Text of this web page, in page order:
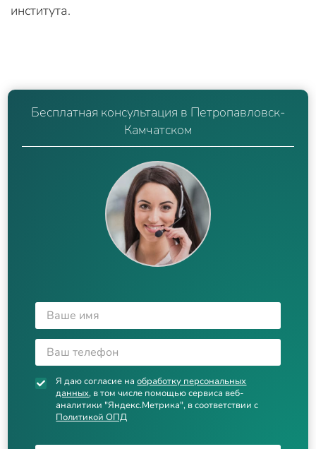
института.
Бесплатная консультация в Петропавловск-
Камчатском
Я даю согласие наобработку персональных
данных, в том числе помощью сервиса веб-
аналитики "Яндекс.Метрика", в соответствии с
Политикой ОПД